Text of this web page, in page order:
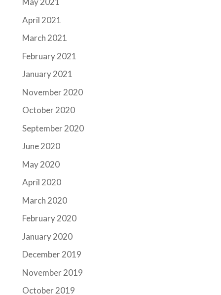
April 2021
March 2021
February 2021
January 2021
November 2020
October 2020
September 2020
June 2020
May 2020
April 2020
March 2020
February 2020
January 2020
December 2019
November 2019
October 2019